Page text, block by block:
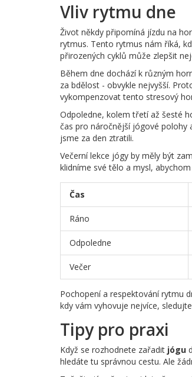
Vliv rytmu dne
Život někdy připomíná jízdu na
rytmus. Tento rytmus nám říká,
přirozených cyklů může zlepšit
Během dne dochází k různým
za bdělost - obvykle nejvyšší.
vykompenzovat tento stresový
Odpoledne, kolem třetí až šesté
čas pro náročnější jógové polohy
jsme za den ztratili.
Večerní lekce jógy by měly být
klidníme své tělo a mysl,
Čas
Ráno
Odpoledne
Večer
Pochopení a respektování rytmu
kdy vám vyhovuje nejvíce,
Tipy pro praxi
Když se rozhodnete zařadit jógu
hledáte tu správnou cestu. Ale